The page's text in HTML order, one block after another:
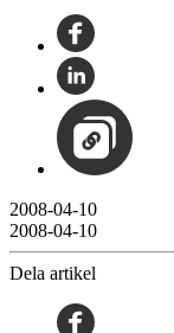
2008-04-10
2008-04-10
Dela artikel